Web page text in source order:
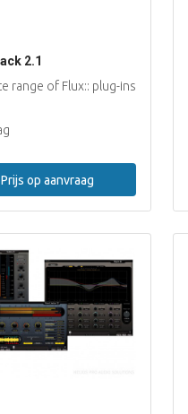
2.1
range of Flux:: plug-ins
Prijs op aanvraag